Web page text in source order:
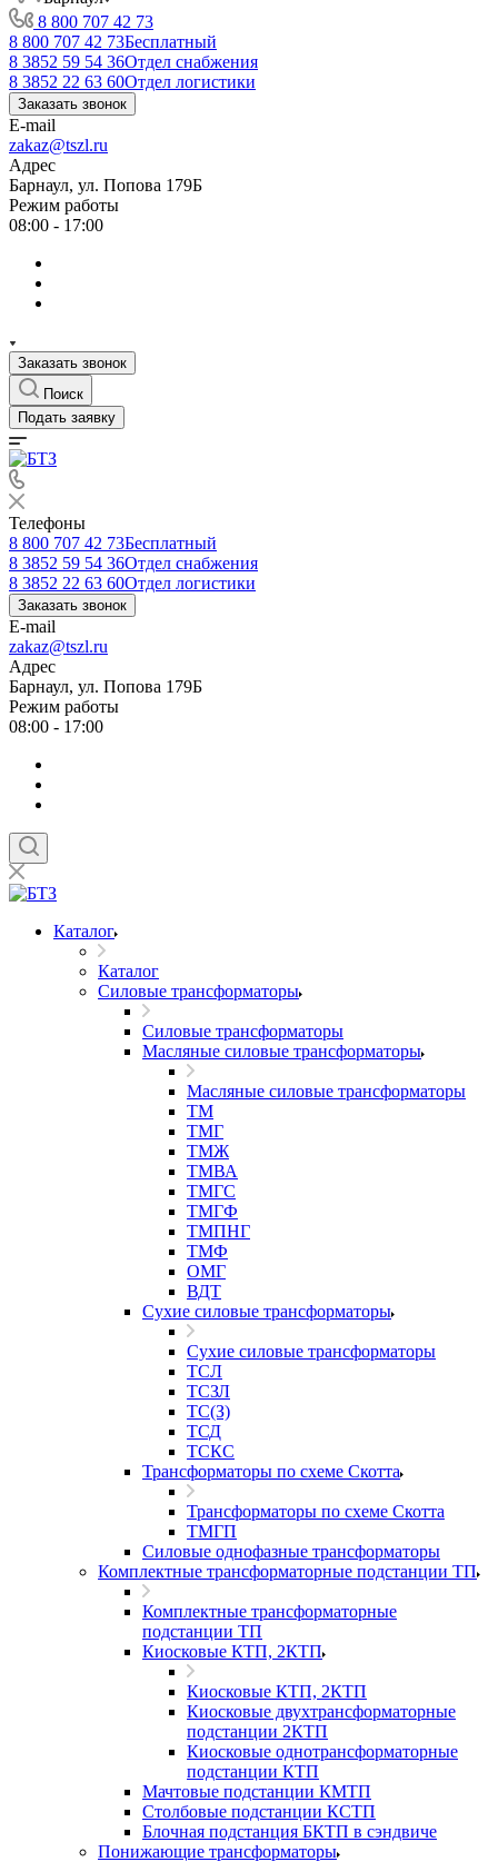
8 800 707 42 73
8 800 707 42 73Бесплатный
8 3852 59 54 36Отдел снабжения
8 3852 22 63 60Отдел логистики
Заказать звонок
E-mail
zakaz@tszl.ru
Адрес
Барнаул, ул. Попова 179Б
Режим работы
08:00 - 17:00
Заказать звонок
Поиск
Подать заявку
Телефоны
8 800 707 42 73Бесплатный
8 3852 59 54 36Отдел снабжения
8 3852 22 63 60Отдел логистики
Заказать звонок
E-mail
zakaz@tszl.ru
Адрес
Барнаул, ул. Попова 179Б
Режим работы
08:00 - 17:00
Каталог
Каталог
Силовые трансформаторы
Силовые трансформаторы
Масляные силовые трансформаторы
Масляные силовые трансформаторы
ТМ
ТМГ
ТМЖ
ТМВА
ТМГС
ТМГФ
ТМПНГ
ТМФ
ОМГ
ВДТ
Сухие силовые трансформаторы
Сухие силовые трансформаторы
ТСЛ
ТСЗЛ
ТС(З)
ТСД
ТСКС
Трансформаторы по схеме Скотта
Трансформаторы по схеме Скотта
ТМГП
Силовые однофазные трансформаторы
Комплектные трансформаторные подстанции ТП
Комплектные трансформаторные
подстанции ТП
Киосковые КТП, 2КТП
Киосковые КТП, 2КТП
Киосковые двухтрансформаторные
подстанции 2КТП
Киосковые однотрансформаторные
подстанции КТП
Мачтовые подстанции КМТП
Столбовые подстанции КСТП
Блочная подстанция БКТП в сэндвиче
Понижающие трансформаторы